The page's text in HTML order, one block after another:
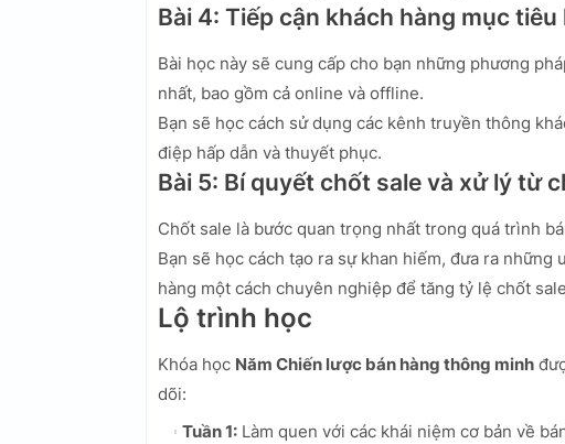
Bài 4: Tiếp cận khách hàng mục tiêu
Bài học này sẽ cung cấp cho bạn những phương
nhất, bao gồm cả online và offline.
Bạn sẽ học cách sử dụng các kênh truyền thông
điệp hấp dẫn và thuyết phục.
Bài 5: Bí quyết chốt sale và xử lý từ
Chốt sale là bước quan trọng nhất trong quá trình
Bạn sẽ học cách tạo ra sự khan hiếm, đưa ra
hàng một cách chuyên nghiệp để tăng tỷ lệ chốt
Lộ trình học
Khóa học Năm Chiến lược bán hàng thông minh
dõi:
Tuần 1: Làm quen với các khái niệm cơ bản về